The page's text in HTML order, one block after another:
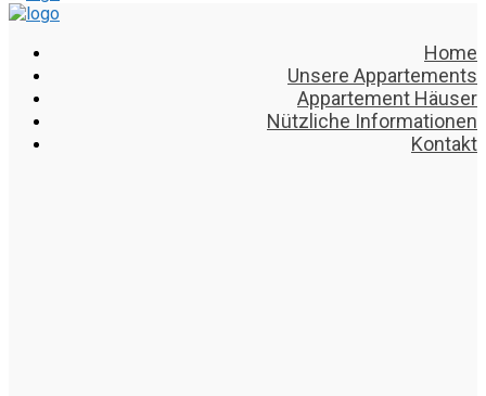
Home
Unsere Appartements
Appartement Häuser
Nützliche Informationen
Kontakt